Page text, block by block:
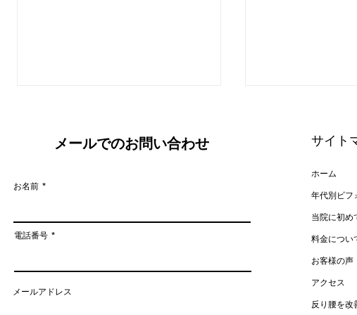
猫背と反り腰が
がキレイに！
メールでのお問い合わせ
お名前
電話番号
メールアドレス
サイト
ホーム
年代別ビフ
当院に初め
料金につい
お客様の
アクセス
反り腰を改